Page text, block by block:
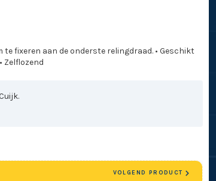
fixeren aan de onderste relingdraad. • Geschikt
Zelflozend
VOLGEND PRODUCT